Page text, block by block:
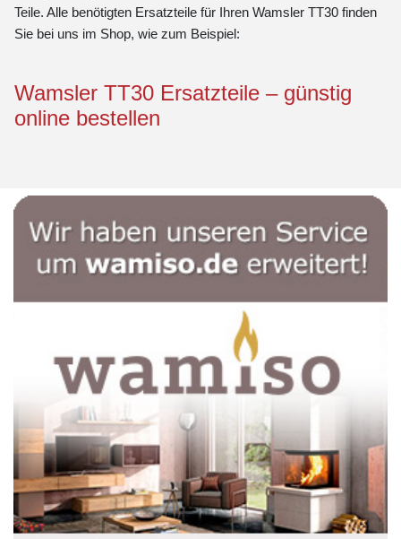
Teile. Alle benötigten Ersatzteile für Ihren Wamsler TT30 finden
Sie bei uns im Shop, wie zum Beispiel:
Wamsler TT30 Ersatzteile – günstig
online bestellen